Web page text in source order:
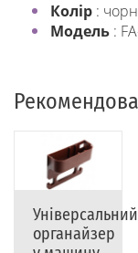
Колір :
Модель :
Універсальний
органайзер